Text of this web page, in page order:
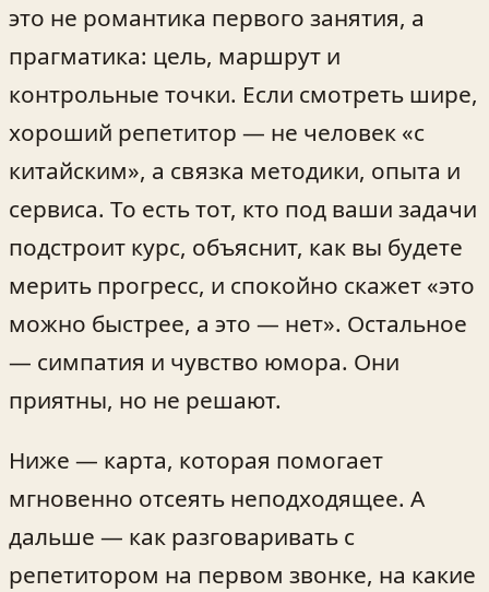
это не романтика первого занятия, а
прагматика: цель, маршрут и
контрольные точки. Если смотреть шире,
хороший репетитор — не человек «с
китайским», а связка методики, опыта и
сервиса. То есть тот, кто под ваши задачи
подстроит курс, объяснит, как вы будете
мерить прогресс, и спокойно скажет «это
можно быстрее, а это — нет». Остальное
— симпатия и чувство юмора. Они
приятны, но не решают.
Ниже — карта, которая помогает
мгновенно отсеять неподходящее. А
дальше — как разговаривать с
репетитором на первом звонке, на какие